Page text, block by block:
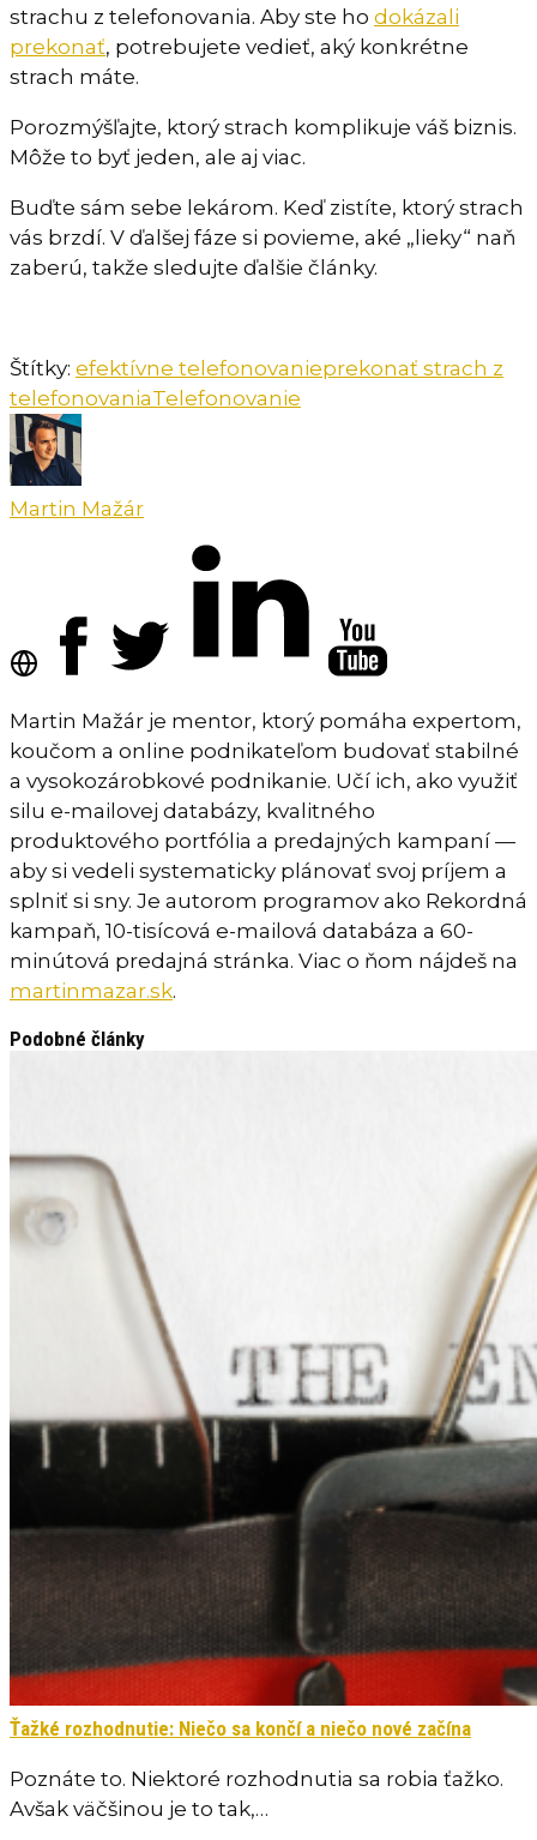
strachu z telefonovania. Aby ste ho dokázali
prekonať, potrebujete vedieť, aký konkrétne
strach máte.
Porozmýšľajte, ktorý strach komplikuje váš biznis.
Môže to byť jeden, ale aj viac.
Buďte sám sebe lekárom. Keď zistíte, ktorý strach
vás brzdí. V ďalšej fáze si povieme, aké „lieky“ naň
zaberú, takže sledujte ďalšie články.
Štítky: efektívne telefonovanieprekonať strach z
telefonovaniaTelefonovanie
Martin Mažár
Martin Mažár je mentor, ktorý pomáha expertom,
koučom a online podnikateľom budovať stabilné
a vysokozárobkové podnikanie. Učí ich, ako využiť
silu e-mailovej databázy, kvalitného
produktového portfólia a predajných kampaní —
aby si vedeli systematicky plánovať svoj príjem a
splniť si sny. Je autorom programov ako Rekordná
kampaň, 10-tisícová e-mailová databáza a 60-
minútová predajná stránka. Viac o ňom nájdeš na
martinmazar.sk.
Podobné články
Ťažké rozhodnutie: Niečo sa končí a niečo nové začína
Poznáte to. Niektoré rozhodnutia sa robia ťažko.
Avšak väčšinou je to tak,…